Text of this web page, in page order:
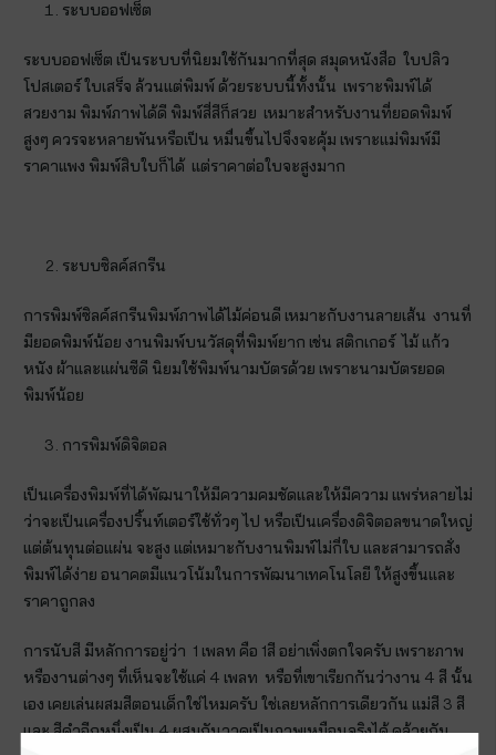
ระบบออฟเซ็ต
ระบบออฟเซ็ต เป็นระบบที่นิยมใช้กันมากที่สุด สมุดหนังสือ ใบปลิว
โปสเตอร์ ใบเสร็จ ล้วนแต่พิมพ์ ด้วยระบบนี้ทั้งนั้น เพราะพิมพ์ได้
สวยงาม พิมพ์ภาพได้ดี พิมพ์สี่สีก็สวย เหมาะสำหรับงานที่ยอดพิมพ์
สูงๆ ควรจะหลายพันหรือเป็น หมื่นขึ้นไปจึงจะคุ้ม เพราะแม่พิมพ์มี
ราคาแพง พิมพ์สิบใบก็ได้ แต่ราคาต่อใบจะสูงมาก
ระบบซิลค์สกรีน
การพิมพ์ซิลค์สกรีนพิมพ์ภาพได้ไม้ค่อนดี เหมาะกับงานลายเส้น งานที่
มียอดพิมพ์น้อย งานพิมพ์บนวัสดุที่พิมพ์ยาก เช่น สติกเกอร์ ไม้ แก้ว
หนัง ผ้าและแผ่นซีดี นิยมใช้พิมพ์นามบัตรด้วย เพราะนามบัตรยอด
พิมพ์น้อย
การพิมพ์ดิจิตอล
เป็นเครื่องพิมพ์ที่ได้พัฒนาให้มีความคมชัดและให้มีความ แพร่หลายไม่
ว่าจะเป็นเครื่องปริ้นท์เตอร์ใช้ทั่วๆ ไป หรือเป็นเครื่องดิจิตอลขนาดใหญ่
แต่ต้นทุนต่อแผ่น จะสูง แต่เหมาะกับงานพิมพ์ไม่กี่ใบ และสามารถสั่ง
พิมพ์ได้ง่าย อนาคตมีแนวโน้มในการพัฒนาเทคโนโลยี ให้สูงขึ้นและ
ราคาถูกลง
การนับสี มีหลักการอยู่ว่า 1 เพลท คือ 1สี อย่าเพิ่งตกใจครับ เพราะภาพ
หรืองานต่างๆ ที่เห็นจะใช้แค่ 4 เพลท หรือที่เขาเรียกกันว่างาน 4 สี นั้น
เอง เคยเล่นผสมสีตอนเด็กใช่ไหมครับ ใช่เลยหลักการเดียวกัน แม่สี 3 สี
และ สีดำอีกหนึ่งเป็น 4 ผสมกันวาดเป็นภาพเหมือนจริงได้ คล้ายกัน